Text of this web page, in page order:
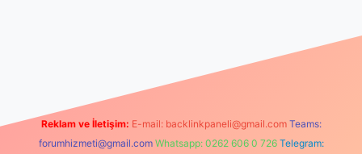
Reklam ve İletişim: E-mail: backlinkpaneli@gmail.com Teams:
forumhizmeti@gmail.com Whatsapp: 0262 606 0 726 Telegram: